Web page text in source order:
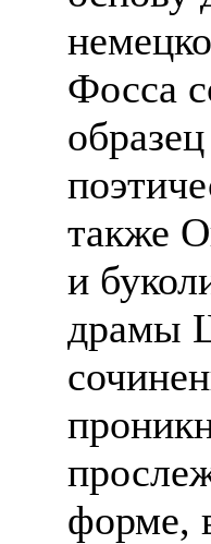
Фосса
также
и
драмы
форме,